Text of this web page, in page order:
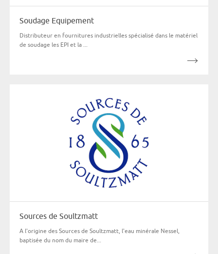
Soudage Equipement
Distributeur en fournitures industrielles spécialisé dans le matériel
de soudage les EPI et la ...
Sources de Soultzmatt
A l'origine des Sources de Soultzmatt, l'eau minérale Nessel,
baptisée du nom du maire de...